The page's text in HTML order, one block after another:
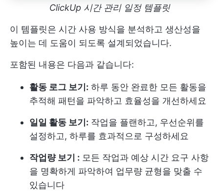
ClickUp 시간 관리 일정 템플릿
이 템플릿은 시간 사용 방식을 분석하고 생산성을
높이는 데 도움이 되도록 설계되었습니다.
포함된 내용은 다음과 같습니다:
활동 로그 보기: 하루 동안 완료한 모든 활동을
추적해 패턴을 파악하고 효율성을 개선하세요
일일 활동 보기: 작업을 플랜하고, 우선순위를
설정하고, 하루를 효과적으로 구성하세요
작업량 보기 : 모든 작업과 예상 시간 요구 사항
을 명확하게 파악하여 업무량 균형을 맞출 수
있습니다